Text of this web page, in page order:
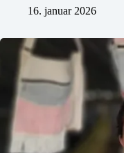
16. januar 2026